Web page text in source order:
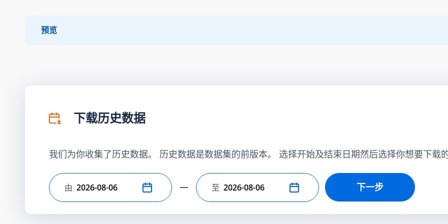
预览
下载历史数据
我们为你收集了历史数据。 历史数据是数据集的前版本。 选择开始及结束日期然后选择你想要下载
选择开始日期
由 选择结束日期
至 下一步